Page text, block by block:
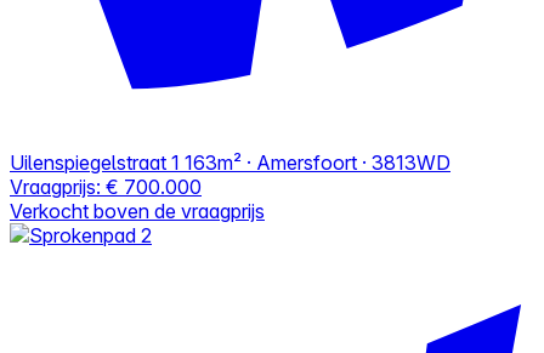
Uilenspiegelstraat 1 163m² · Amersfoort · 3813WD
Vraagprijs: € 700.000
Verkocht boven de vraagprijs